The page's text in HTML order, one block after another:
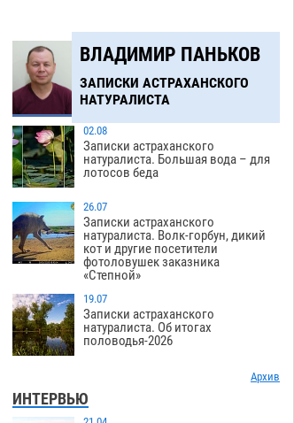
ВЛАДИМИР ПАНЬКОВ
ЗАПИСКИ АСТРАХАНСКОГО
НАТУРАЛИСТА
02.08
Записки астраханского
натуралиста. Большая вода – для
лотосов беда
26.07
Записки астраханского
натуралиста. Волк-горбун, дикий
кот и другие посетители
фотоловушек заказника
«Степной»
19.07
Записки астраханского
натуралиста. Об итогах
половодья-2026
Архив
ИНТЕРВЬЮ